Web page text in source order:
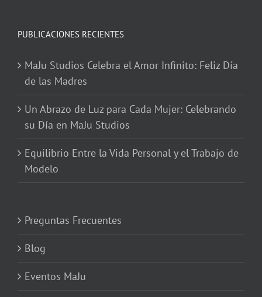
PUBLICACIONES RECIENTES
MaJu Studios Celebra el Amor Infinito: Feliz Día
de las Madres
Un Abrazo de Luz para Cada Mujer: Celebrando
su Día en MaJu Studios
Equilibrio Entre la Vida Personal y el Trabajo de
Modelo
Preguntas Frecuentes
Blog
Eventos MaJu